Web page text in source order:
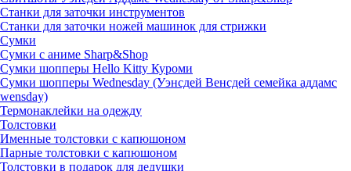
Станки для заточки инструментов
Станки для заточки ножей машинок для стрижки
Сумки
Сумки с аниме Sharp&Shop
Сумки шопперы Hello Kitty Куроми
Сумки шопперы Wednesday (Уэнсдей Венсдей семейка аддамс
wensday)
Термонаклейки на одежду
Толстовки
Именные толстовки с капюшоном
Парные толстовки с капюшоном
Толстовки в подарок для дедушки